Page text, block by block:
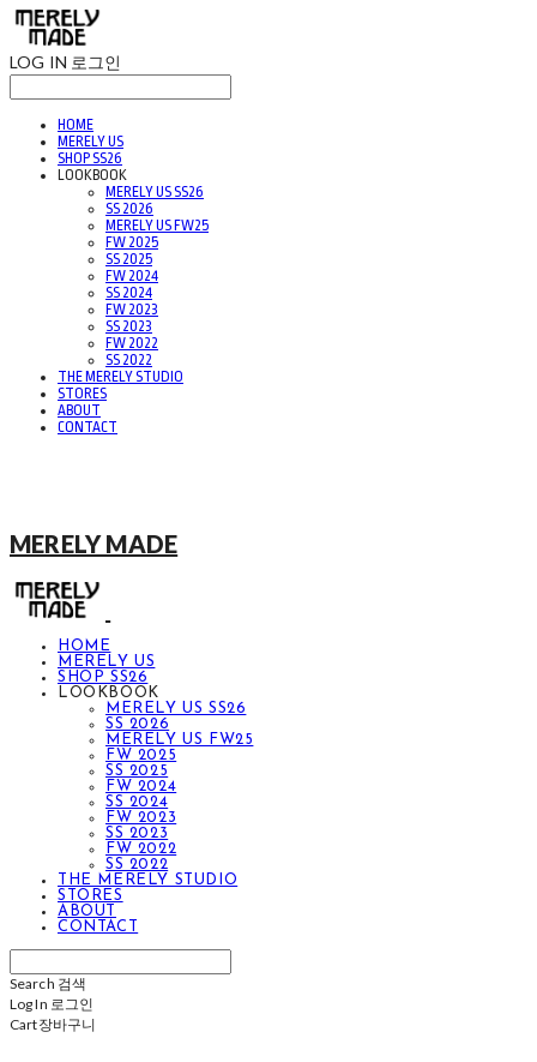
LOG IN 로그인
HOME
MERELY US
SHOP SS26
LOOKBOOK
MERELY US SS26
SS 2026
MERELY US FW25
FW 2025
SS 2025
FW 2024
SS 2024
FW 2023
SS 2023
FW 2022
SS 2022
THE MERELY STUDIO
STORES
ABOUT
CONTACT
MERELY MADE
HOME
MERELY US
SHOP SS26
LOOKBOOK
MERELY US SS26
SS 2026
MERELY US FW25
FW 2025
SS 2025
FW 2024
SS 2024
FW 2023
SS 2023
FW 2022
SS 2022
THE MERELY STUDIO
STORES
ABOUT
CONTACT
Search 검색
Log In 로그인
Cart장바구니